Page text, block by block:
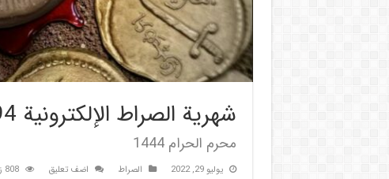
شهریة الصراط الإلكترونية 94
محرم الحرام 1444
يوليو 29, 2022 الصراط اضف تعليق 808 زيارة